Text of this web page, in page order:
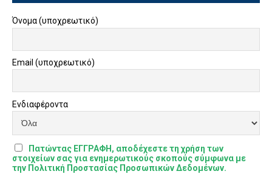
Όνομα (υποχρεωτικό)
Email (υποχρεωτικό)
Ενδιαφέροντα
Πατώντας ΕΓΓΡΑΦΗ, αποδέχεστε τη χρήση των
στοιχείων σας για ενημερωτικούς σκοπούς σύμφωνα με
την Πολιτική Προστασίας Προσωπικών Δεδομένων.